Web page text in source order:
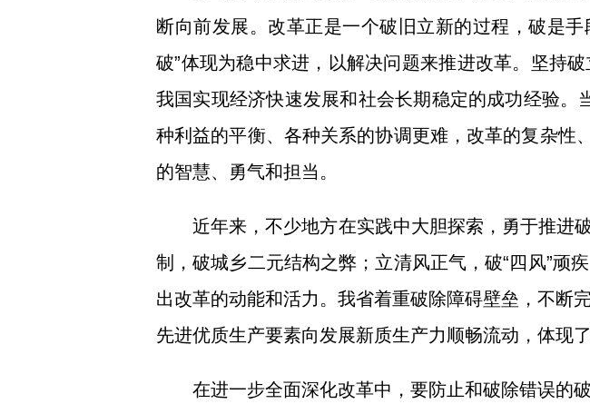
断向前发展。改革正是一个破旧立新的过程，破是
破”体现为稳中求进，以解决问题来推进改革。坚持
我国实现经济快速发展和社会长期稳定的成功经验。
种利益的平衡、各种关系的协调更难，改革的复杂性
的智慧、勇气和担当。
近年来，不少地方在实践中大胆探索，勇于推进
制，破城乡二元结构之弊；立清风正气，破“四风”
出改革的动能和活力。我省着重破除障碍壁垒，不断
先进优质生产要素向发展新质生产力顺畅流动，体现了
在进一步全面深化改革中，要防止和破除错误的